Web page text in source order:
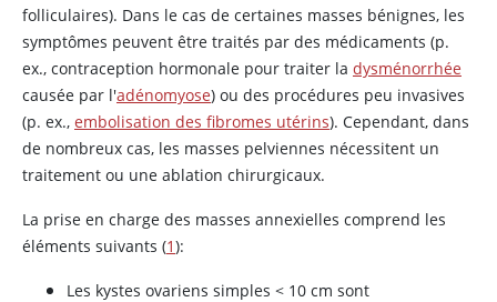
folliculaires). Dans le cas de certaines masses bénignes, les
symptômes peuvent être traités par des médicaments (p.
ex., contraception hormonale pour traiter la dysménorrhée
causée par l'adénomyose) ou des procédures peu invasives
(p. ex., embolisation des fibromes utérins). Cependant, dans
de nombreux cas, les masses pelviennes nécessitent un
traitement ou une ablation chirurgicaux.
La prise en charge des masses annexielles comprend les
éléments suivants (1):
Les kystes ovariens simples < 10 cm sont